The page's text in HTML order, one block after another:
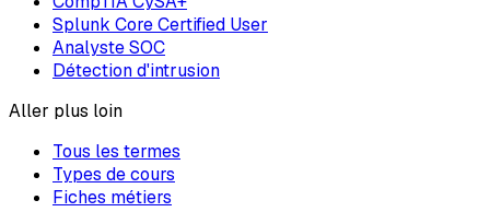
Splunk Core Certified User
Analyste SOC
Détection d'intrusion
Aller plus loin
Tous les termes
Types de cours
Fiches métiers